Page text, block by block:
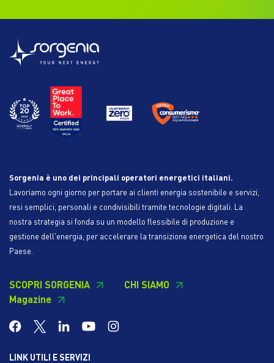
Sorgenia è uno dei principali operatori energetici italiani.
Lavoriamo ogni giorno per portare ai clienti energia sostenibile e servizi,
resi semplici, personali e condivisibili tramite tecnologie digitali. La
nostra strategia si fonda su un modello flessibile di produzione e
gestione dell'energia, per accelerare la transizione energetica del nostro
Paese.
SCOPRI SORGENIA
CHI SIAMO
Magazine
LINK UTILI E SERVIZI